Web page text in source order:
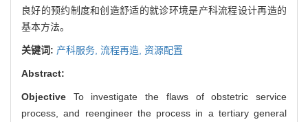
良好的预约制度和创造舒适的就诊环境是产科流程设计再造的
基本方法。
关键词: 产科服务, 流程再造, 资源配置
Abstract:
Objective To investigate the flaws of obstetric service
process, and reengineer the process in a tertiary general